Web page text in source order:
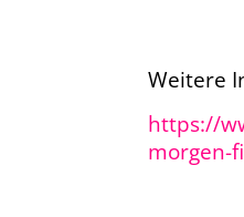
Weitere
https://
morgen-